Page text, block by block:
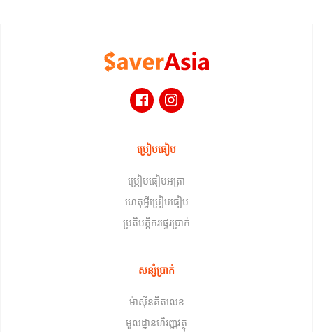
ប្រៀបធៀប
ប្រៀបធៀបអត្រា
ហេតុអ្វីប្រៀបធៀប
ប្រតិបត្តិករផ្ទេរប្រាក់
សន្សំប្រាក់
ម៉ាស៊ីនគិតលេខ
មូលដ្ឋានហិរញ្ញវត្ថុ